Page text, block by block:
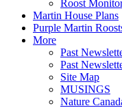
Roost
Martin House Plans
Purple Martin
More
Past
Past
Site Map
MUSINGS
Nature